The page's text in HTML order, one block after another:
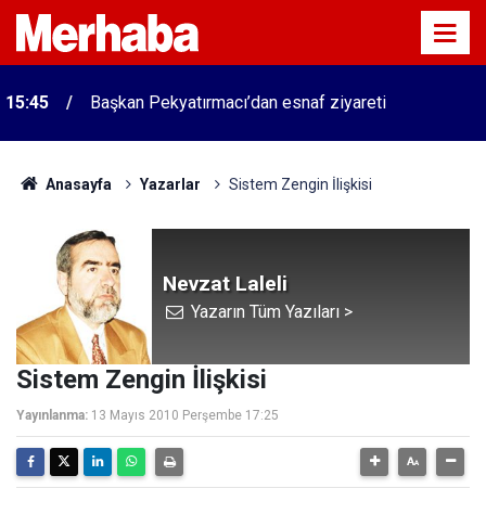
15:45 Başkan Pekyatırmacı’dan esnaf ziyareti
Anasayfa Yazarlar Sistem Zengin İlişkisi
Nevzat Laleli
Yazarın Tüm Yazıları >
Sistem Zengin İlişkisi
Yayınlanma: 13 Mayıs 2010 Perşembe 17:25